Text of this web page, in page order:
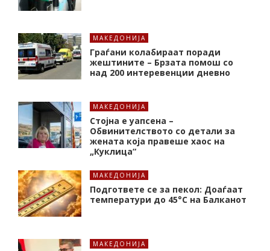
МАКЕДОНИЈА
Граѓани колабираат поради
жештините – Брзата помош со
над 200 интеревенции дневно
МАКЕДОНИЈА
Стојна е уапсена –
Обвинителството со детали за
жената која правеше хаос на
„Куклица“
МАКЕДОНИЈА
Подгответе се за пекол: Доаѓаат
температури до 45°C на Балканот
МАКЕДОНИЈА